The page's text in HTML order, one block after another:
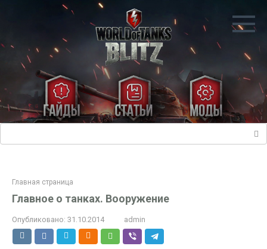
Главная страница
Главное о танках. Вооружение
Опубликовано: 31.10.2014 admin